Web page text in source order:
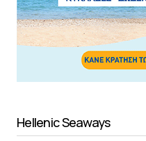
Hellenic Seaways